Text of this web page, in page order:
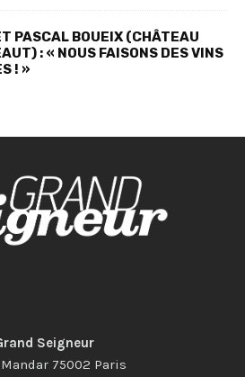
PASCAL BOUEIX (CHÂTEAU
: « NOUS FAISONS DES VINS
! »
Seigneur
75002 Paris